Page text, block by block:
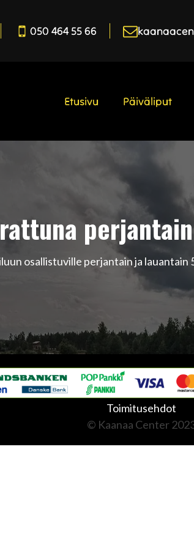
050 464 55 66
Etusivu Päiväliput
osallistuville perjantain ja
Toimitusehdot
© Kaanaa Center